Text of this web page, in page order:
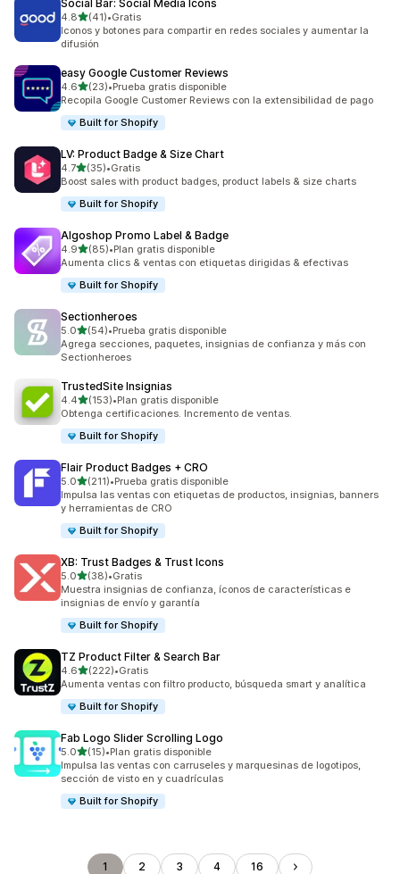
Social Bar: Social Media Icons
4.8de 5 estrellas
(41)
41 reseñas en total
•Gratis
Iconos y botones para compartir en redes sociales y aumentar la
difusión
easy Google Customer Reviews
4.6de 5 estrellas
(23)
23 reseñas en total
•Prueba gratis disponible
Recopila Google Customer Reviews con la extensibilidad de pago
Built for Shopify
LV: Product Badge & Size Chart
4.7de 5 estrellas
(35)
35 reseñas en total
•Gratis
Boost sales with product badges, product labels & size charts
Built for Shopify
Algoshop Promo Label & Badge
4.9de 5 estrellas
(85)
85 reseñas en total
•Plan gratis disponible
Aumenta clics & ventas con etiquetas dirigidas & efectivas
Built for Shopify
Sectionheroes
5.0de 5 estrellas
(54)
54 reseñas en total
•Prueba gratis disponible
Agrega secciones, paquetes, insignias de confianza y más con
Sectionheroes
TrustedSite Insignias
4.4de 5 estrellas
(153)
153 reseñas en total
•Plan gratis disponible
Obtenga certificaciones. Incremento de ventas.
Built for Shopify
Flair Product Badges + CRO
5.0de 5 estrellas
(211)
211 reseñas en total
•Prueba gratis disponible
Impulsa las ventas con etiquetas de productos, insignias, banners
y herramientas de CRO
Built for Shopify
XB: Trust Badges & Trust Icons
5.0de 5 estrellas
(38)
38 reseñas en total
•Gratis
Muestra insignias de confianza, íconos de características e
insignias de envío y garantía
Built for Shopify
TZ Product Filter & Search Bar
4.6de 5 estrellas
(222)
222 reseñas en total
•Gratis
Aumenta ventas con filtro producto, búsqueda smart y analítica
Built for Shopify
Fab Logo Slider Scrolling Logo
5.0de 5 estrellas
(15)
15 reseñas en total
•Plan gratis disponible
Impulsa las ventas con carruseles y marquesinas de logotipos,
sección de visto en y cuadrículas
Built for Shopify
1 2 3 4 16